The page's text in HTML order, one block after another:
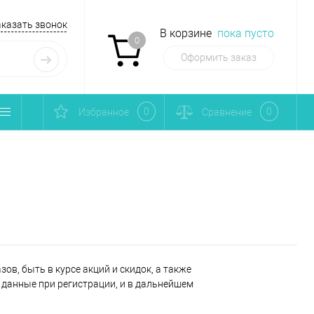
звонок
0
В корзине пока пусто
Оформить заказ
Избранное 0 Сравнение 0
быть в курсе акций и скидок, а также
при регистрации, и в дальнейшем